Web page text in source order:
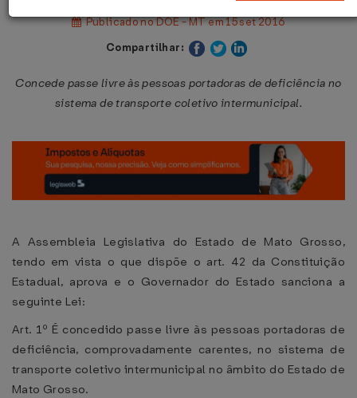
Publicado no DOE - MT em 15 set 2016
Compartilhar:
Concede passe livre às pessoas portadoras de deficiência no
sistema de transporte coletivo intermunicipal.
A Assembleia Legislativa do Estado de Mato Grosso,
tendo em vista o que dispõe o art. 42 da Constituição
Estadual, aprova e o Governador do Estado sanciona a
seguinte Lei:
Art. 1º É concedido passe livre às pessoas portadoras de
deficiência, comprovadamente carentes, no sistema de
transporte coletivo intermunicipal no âmbito do Estado de
Mato Grosso.